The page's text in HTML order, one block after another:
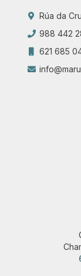
Rúa da
988 442
621 685